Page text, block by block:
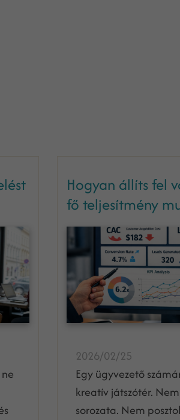
Hogyan állíts fel
fő teljesítmény
2026/02/25
Egy ügyvezető
kreatív játszótér.
sorozata. Nem